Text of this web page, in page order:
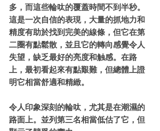
多，而這些輪呔的覆蓋時間不到半秒。
這是一次自信的表現，大量的抓地力和
精度有助於找到完美的線條，但它在第
二圈有點鬆散，並且它的轉向感覺令人
失望，缺乏最好的亮度和触感。在路
上，最初看起來有點艱難，但總體上證
明它相當舒適和精緻。
令人印象深刻的輪呔，尤其是在潮濕的
路面上。並列第三名相當低估了它，但